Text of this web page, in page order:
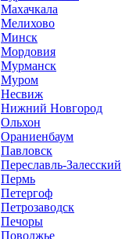
Махачкала
Мелихово
Минск
Мордовия
Мурманск
Муром
Несвиж
Нижний Новгород
Ольхон
Ораниенбаум
Павловск
Переславль-Залесский
Пермь
Петергоф
Петрозаводск
Печоры
Поволжье